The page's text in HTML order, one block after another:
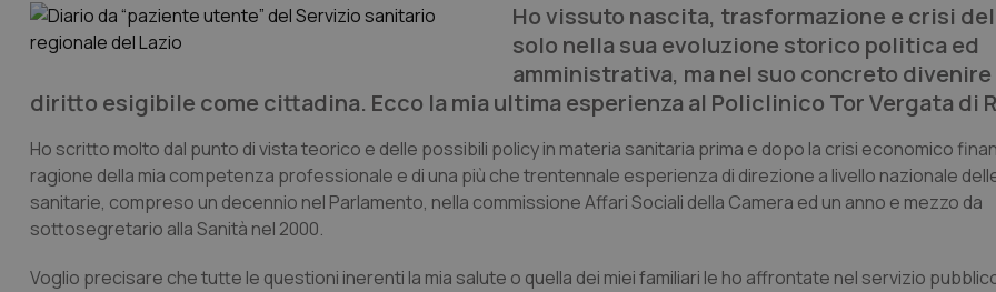
Ho vissuto nascita, trasformazione e crisi del
solo nella sua evoluzione storico politica ed
amministrativa, ma nel suo concreto divenire
diritto esigibile come cittadina. Ecco la mia ultima esperienza al Policlinico Tor Vergata di
Ho scritto molto dal punto di vista teorico e delle possibili policy in materia sanitaria prima e dopo la crisi economico
ragione della mia competenza professionale e di una più che trentennale esperienza di direzione a livello nazionale
sanitarie, compreso un decennio nel Parlamento, nella commissione Affari Sociali della Camera ed un anno e mezzo da
sottosegretario alla Sanità nel 2000.
Voglio precisare che tutte le questioni inerenti la mia salute o quella dei miei familiari le ho affrontate nel servizio